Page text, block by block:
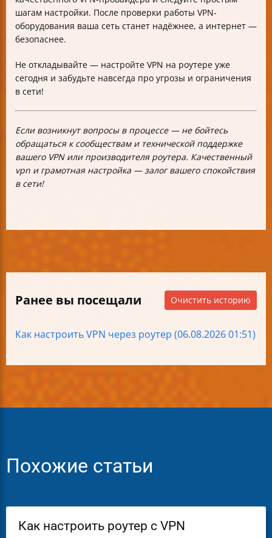
шагам настройки. После проверки работы VPN-
оборудования ваша сеть станет надёжнее, а интернет —
безопаснее.
Не откладывайте — настройте VPN на роутере уже
сегодня и забудьте навсегда про угрозы и ограничения
в сети!
Если возникнут вопросы в процессе — не бойтесь
обращаться к сообществам и технической поддержке
вашего VPN или производителя роутера. Качественный
vpn и грамотная настройка — залог вашего спокойствия
в сети!
Ранее вы посещали Очистить историю
Как настроить VPN через роутер (06.08.2026 01:51)
Похожие статьи
Как настроить роутер с VPN